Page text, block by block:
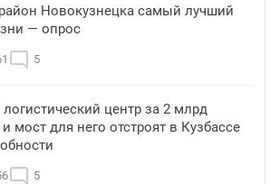
Новокузнецка самый лучший
— опрос
5
центр за 2 млрд
и мост для него отстроят в Кузбассе
5